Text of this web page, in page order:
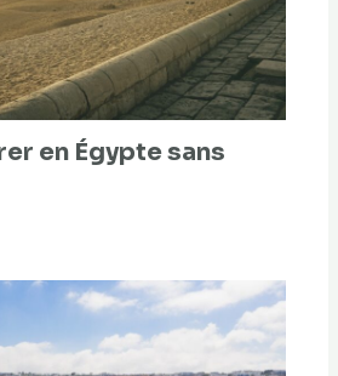
en Égypte sans